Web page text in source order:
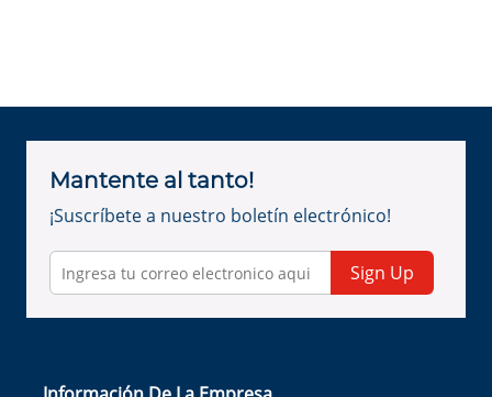
Mantente al tanto!
¡Suscríbete a nuestro boletín electrónico!
Sign Up